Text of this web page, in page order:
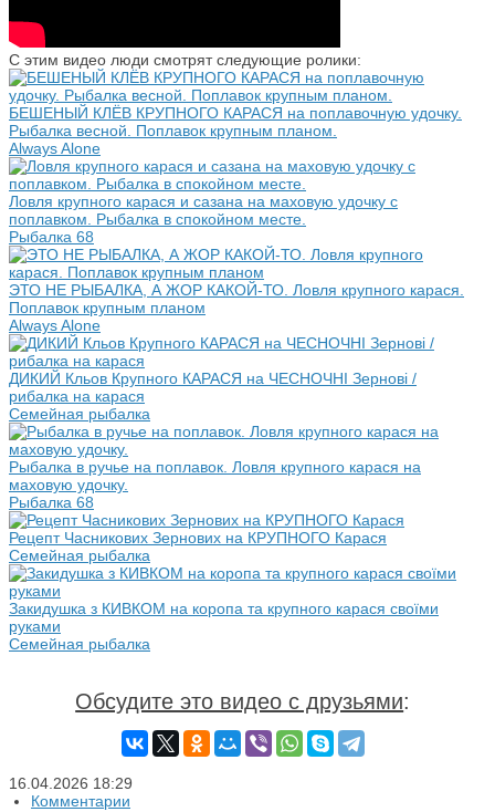
С этим видео люди смотрят следующие ролики:
БЕШЕНЫЙ КЛЁВ КРУПНОГО КАРАСЯ на поплавочную удочку.
Рыбалка весной. Поплавок крупным планом.
Always Alone
Ловля крупного карася и сазана на маховую удочку с
поплавком. Рыбалка в спокойном месте.
Рыбалка 68
ЭТО НЕ РЫБАЛКА, А ЖОР КАКОЙ-ТО. Ловля крупного карася.
Поплавок крупным планом
Always Alone
ДИКИЙ Кльов Крупного КАРАСЯ на ЧЕСНОЧНІ Зернові /
рибалка на карася
Семейная рыбалка
Рыбалка в ручье на поплавок. Ловля крупного карася на
маховую удочку.
Рыбалка 68
Рецепт Часникових Зернових на КРУПНОГО Карася
Семейная рыбалка
Закидушка з КИВКОМ на коропа та крупного карася своїми
руками
Семейная рыбалка
Обсудите это видео с друзьями:
16.04.2026 18:29
Комментарии